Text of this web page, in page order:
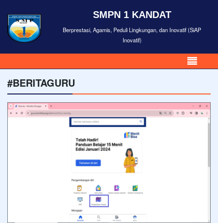
SMPN 1 KANDAT
Berprestasi, Agamis, Peduli Lingkungan, dan Inovatif (SiAP
Inovatif)
#BERITAGURU